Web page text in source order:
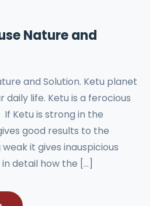
Nature and
and Solution. Ketu planet
life. Ketu is a ferocious
Ketu is strong in the
good results to the
it gives inauspicious
detail how the [...]